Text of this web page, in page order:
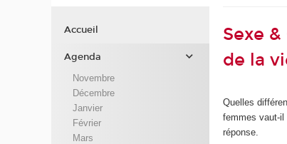
Sexe
de la
Quelles
femmes vaut-il
réponse.
Accueil
Agenda
Novembre
Décembre
Janvier
Février
Mars